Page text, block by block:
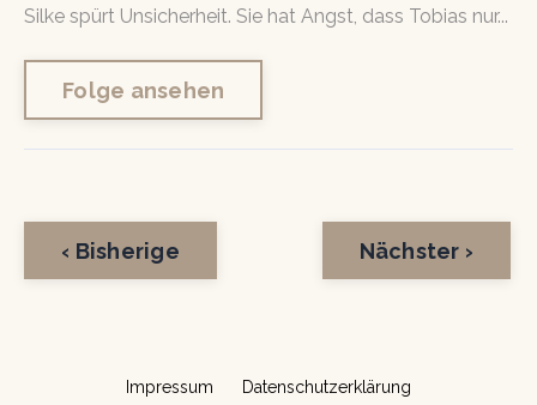
Silke spürt Unsicherheit. Sie hat Angst, dass Tobias nur...
Folge ansehen
‹ Bisherige Nächster ›
Impressum Datenschutzerklärung